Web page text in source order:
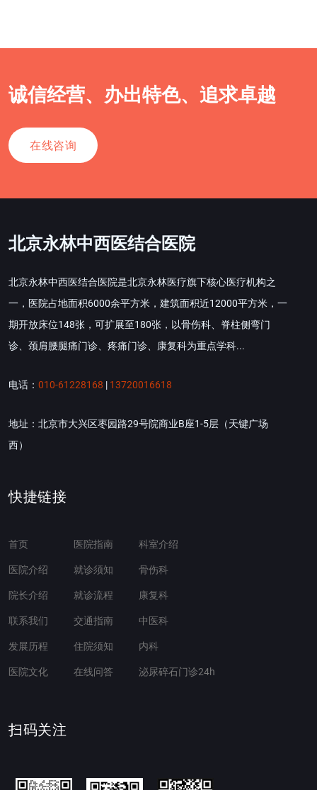
诚信经营、办出特色、追求卓越
在线咨询
北京永林中西医结合医院
北京永林中西医结合医院是北京永林医疗旗下核心医疗机构之
一，医院占地面积6000余平方米，建筑面积近12000平方米，一
期开放床位148张，可扩展至180张，以骨伤科、脊柱侧弯门
诊、颈肩腰腿痛门诊、疼痛门诊、康复科为重点学科...
电话： 010-61228168 | 13720016618
地址：北京市大兴区枣园路29号院商业B座1-5层（天键广场
西）
快捷链接
首页
医院介绍
院长介绍
联系我们
发展历程
医院文化
医院指南
就诊须知
就诊流程
交通指南
住院须知
在线问答
科室介绍
骨伤科
康复科
中医科
内科
泌尿碎石门诊24h
扫码关注